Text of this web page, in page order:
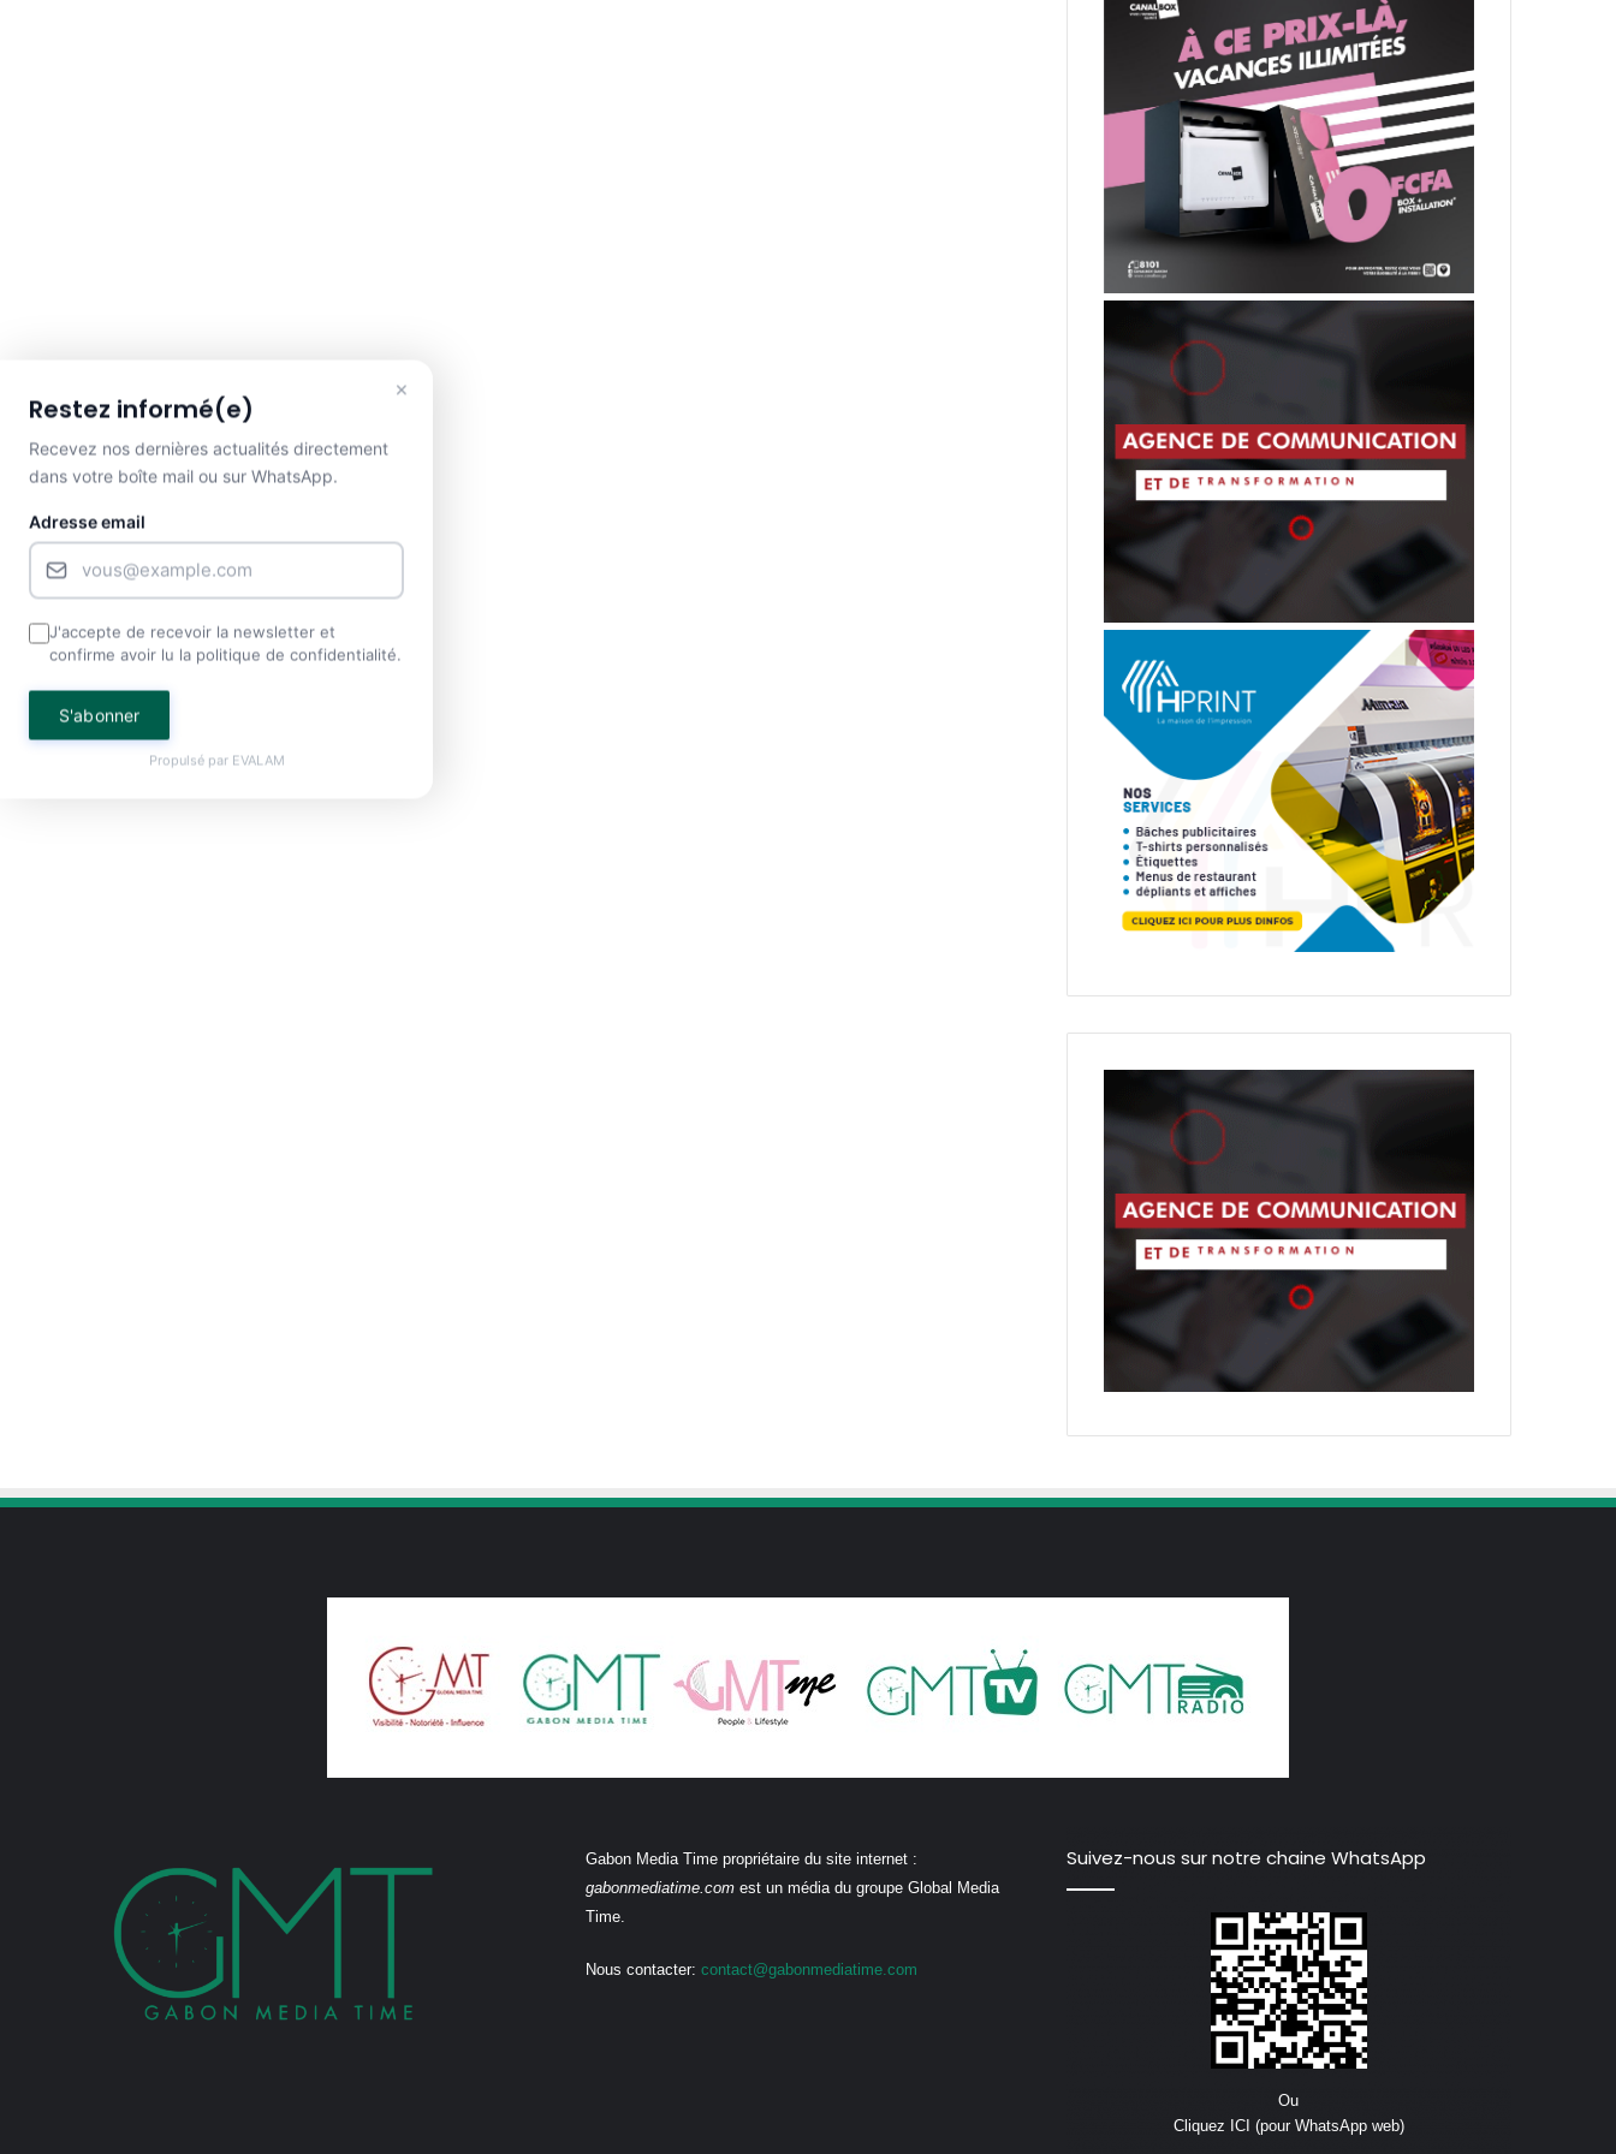
Gabon Media Time propriétaire du site internet :
gabonmediatime.comest un média du groupe Global Media
Time.
Nous contacter: contact@gabonmediatime.com
Suivez-nous sur notre chaine WhatsApp
Ou
Cliquez ICI (pour WhatsApp web)
×
Restez informé(e)
Recevez nos dernières actualités directement
dans votre boîte mail ou sur WhatsApp.
Adresse email
J'accepte de recevoir la newsletter et
confirme avoir lu la politique de confidentialité.
S'abonner
Propulsé par EVALAM